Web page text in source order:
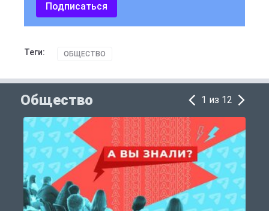
Подписаться
Теги: ОБЩЕСТВО
Общество 1 из 12